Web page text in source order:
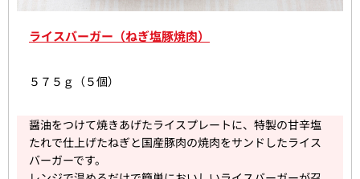
ライスバーガー（ねぎ塩豚焼肉）
５７５ｇ（５個）
醤油をつけて焼きあげたライスプレートに、特製の甘辛塩
たれで仕上げたねぎと国産豚肉の焼肉をサンドしたライス
バーガーです。